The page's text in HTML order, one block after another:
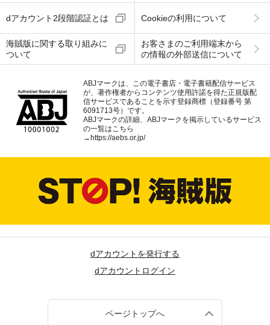
dアカウント2段階認証とは Cookieの利用について
海賊版に関する取り組みに
ついて
お客さまのご利用端末から
の情報の外部送信について
ABJマークは、この電子書店・電子書籍配信サービス
が、著作権者からコンテンツ使用許諾を得た正規版配
信サービスであることを示す登録商標（登録番号 第
6091713号）です。
ABJマークの詳細、ABJマークを掲示しているサービス
の一覧はこちら
→ https://aebs.or.jp/
dアカウントを発行する
dアカウントログイン
ページトップへ